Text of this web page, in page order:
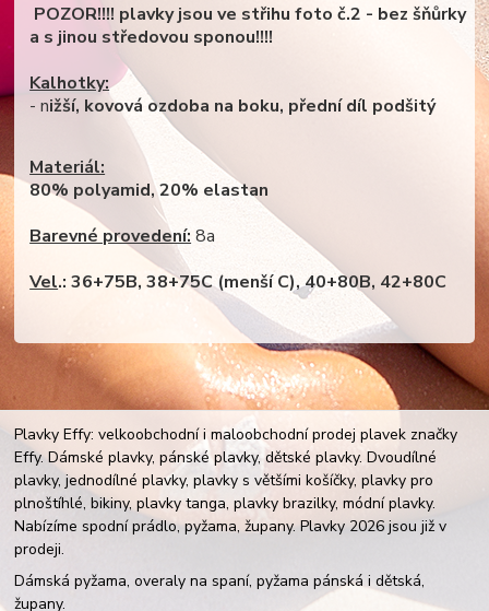
POZOR!!!! plavky jsou ve střihu foto č.2 - bez šňůrky
a s jinou středovou sponou!!!!
Kalhotky:
- nižší, kovová ozdoba na boku, přední díl podšitý
Materiál:
80% polyamid, 20% elastan
Barevné provedení: 8a
Vel.: 36+75B, 38+75C (menší C), 40+80B, 42+80C
Plavky Effy: velkoobchodní i maloobchodní prodej plavek značky
Effy. Dámské plavky, pánské plavky, dětské plavky. Dvoudílné
plavky, jednodílné plavky, plavky s většími košíčky, plavky pro
plnoštíhlé, bikiny, plavky tanga, plavky brazilky, módní plavky.
Nabízíme spodní prádlo, pyžama, župany. Plavky 2026 jsou již v
prodeji.
Dámská pyžama, overaly na spaní, pyžama pánská i dětská,
župany.